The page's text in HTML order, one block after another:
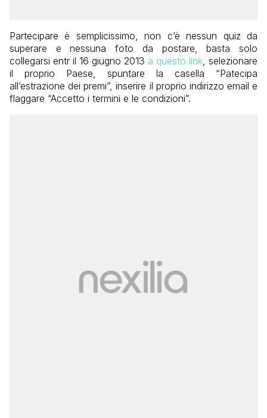
Partecipare è semplicissimo, non c’è nessun quiz da
superare e nessuna foto da postare, basta solo
collegarsi entr il 16 giugno 2013 a questo link, selezionare
il proprio Paese, spuntare la casella “Patecipa
all’estrazione dei premi”, inserire il proprio indirizzo email e
flaggare “Accetto i termini e le condizioni”.